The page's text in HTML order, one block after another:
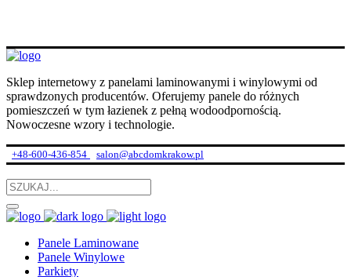
Sklep internetowy z panelami laminowanymi i winylowymi od
sprawdzonych producentów. Oferujemy panele do różnych
pomieszczeń w tym łazienek z pełną wodoodpornością.
Nowoczesne wzory i technologie.
+48-600-436-854 salon@abcdomkrakow.pl
Panele Laminowane
Panele Winylowe
Parkiety